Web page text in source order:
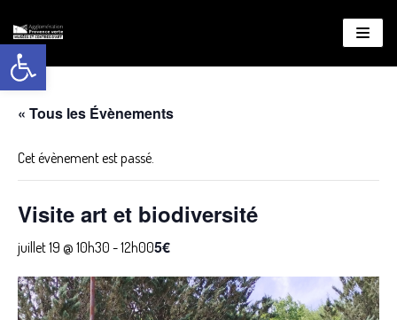
Ouvrir la barre d’outils
Aller
au
contenu
« Tous les Évènements
Cet évènement est passé.
Visite art et biodiversité
juillet 19 @ 10h30 -12h005€